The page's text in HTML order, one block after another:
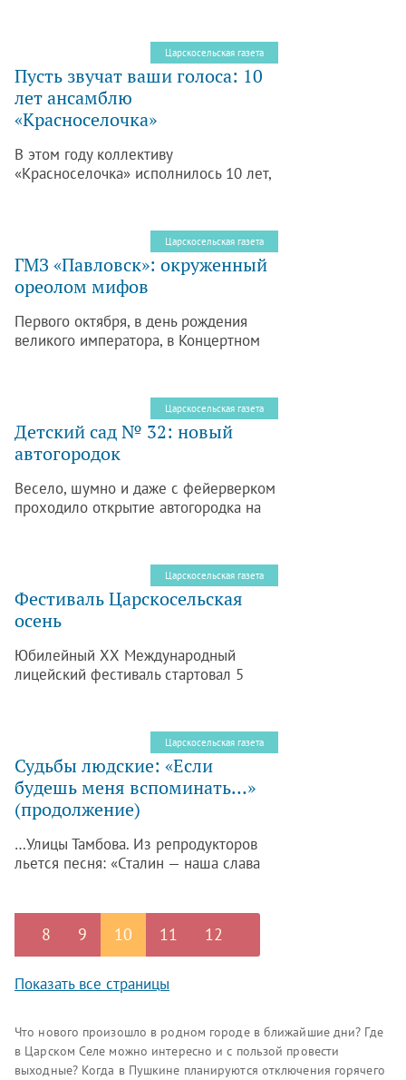
веселые, звонкие голоса, звучит
музыка. 16 октября в 18 часов
состоится юбилейное торжество, куда
приглашены все желающие.
Царскосельская газета
Пусть звучат ваши голоса: 10
лет ансамблю
«Красноселочка»
В этом году коллективу
«Красноселочка» исполнилось 10 лет,
д.29, состоится юбилейный вечер
Царскосельская газета
ГМЗ «Павловск»: окруженный
ореолом мифов
Первого октября, в день рождения
великого императора, в Концертном
секретаря музея, кандидата
искусствоведения, заслуженного
работника культуры Российской
Федерации Людмилы Коваль.
Царскосельская газета
Детский сад № 32: новый
автогородок
Весело, шумно и даже с фейерверком
проходило открытие автогородка на
Царскосельская газета
Фестиваль Царскосельская
осень
Юбилейный ХХ Международный
лицейский фестиваль стартовал 5
музеем, на следующий день в
лекционном зале музея-Лицея
старшеклассники состязались в
знаниях творчества Д.И. Фонвизина, 7
октября прошел театральный
Крылов и другие…».
Царскосельская газета
Судьбы людские: «Если
будешь меня вспоминать…»
(продолжение)
…Улицы Тамбова. Из репродукторов
льется песня: «Сталин — наша слава
8 9 10 11 12
Показать все страницы
Что нового произошло в родном городе в ближайшие дни? Где
в Царском Селе можно интересно и с пользой провести
выходные? Когда в Пушкине планируются отключения горячего